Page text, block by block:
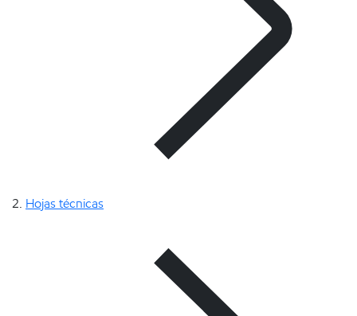
Hojas técnicas